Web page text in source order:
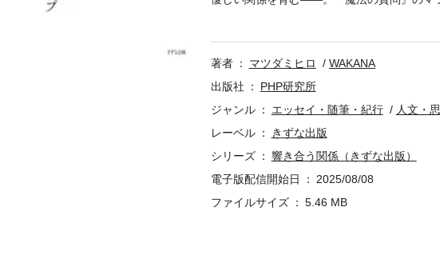
のライフスタイル。結婚や家族のかたちが
方法 毎日のなかにある、ささやかで愛おし
著者 マツダミヒロ
WAKANA
出版社
PHP研究所
ジャンル
エッセイ・随筆・紀行
人文・
レーベル
きずな出版
シリーズ
響き合う関係（きずな出版）
電子版配信開始日
2025/08/08
ファイルサイズ
5.46 MB